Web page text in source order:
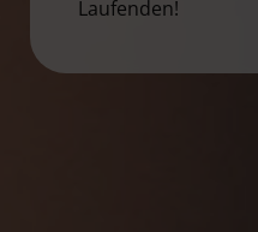
Laufenden!